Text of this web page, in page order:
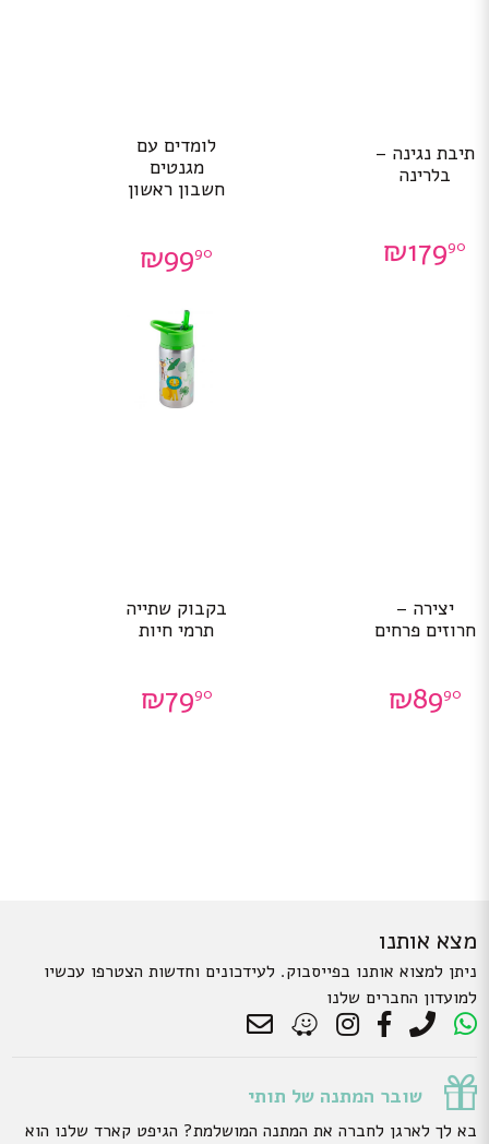
תיבת נגינה –
בלרינה
₪17990
לומדים עם
מגנטים
חשבון ראשון
₪9990
יצירה –
חרוזים פרחים
₪8990
בקבוק שתייה
תרמי חיות
₪7990
מצא אותנו
ניתן למצוא אותנו בפייסבוק. לעידכונים וחדשות הצטרפו עכשיו
למועדון החברים שלנו
שובר המתנה של תותי
בא לך לארגן לחברה את המתנה המושלמת? הגיפט קארד שלנו הוא